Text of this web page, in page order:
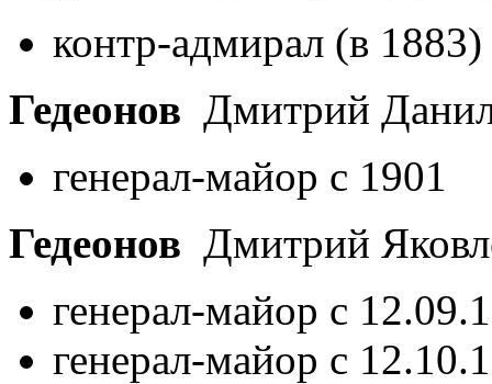
контр-адмирал (в 1883)
Гедеонов Дмитрий
генерал-майор с 1901
Гедеонов Дмитрий
генерал-майор с
генерал-майор с